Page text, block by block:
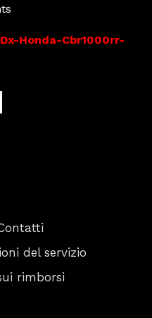
Honda-Cbr1000rr-
del servizio
rimborsi